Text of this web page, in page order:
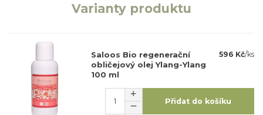
Varianty produktu
Saloos Bio regenerační
obličejový olej Ylang-Ylang
100 ml
596 Kč/ks
Přidat do košíku